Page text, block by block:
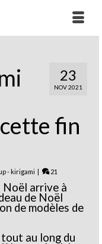
23
NOV 2021
fin
- kirigami | 21
Noël arrive à
de Noël
de modèles de
au long du